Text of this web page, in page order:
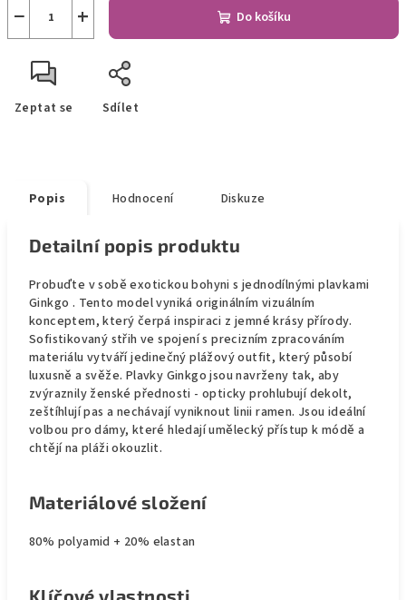
+
− Do košíku
Zeptat se Sdílet
Popis Hodnocení Diskuze
Detailní popis produktu
Probuďte v sobě exotickou bohyni s jednodílnými plavkami
Ginkgo . Tento model vyniká originálním vizuálním
konceptem, který čerpá inspiraci z jemné krásy přírody.
Sofistikovaný střih ve spojení s precizním zpracováním
materiálu vytváří jedinečný plážový outfit, který působí
luxusně a svěže. Plavky Ginkgo jsou navrženy tak, aby
zvýraznily ženské přednosti - opticky prohlubují dekolt,
zeštíhlují pas a nechávají vyniknout linii ramen. Jsou ideální
volbou pro dámy, které hledají umělecký přístup k módě a
chtějí na pláži okouzlit.
Materiálové složení
80% polyamid + 20% elastan
Klíčové vlastnosti